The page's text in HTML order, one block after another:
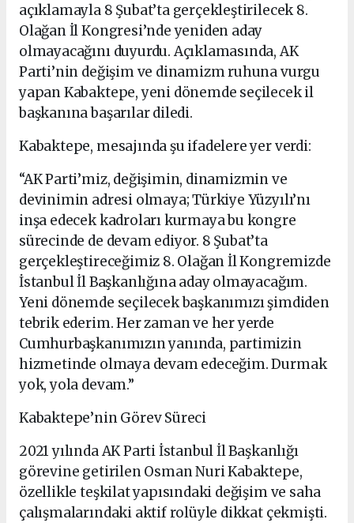
açıklamayla 8 Şubat’ta gerçekleştirilecek 8.
Olağan İl Kongresi’nde yeniden aday
olmayacağını duyurdu. Açıklamasında, AK
Parti’nin değişim ve dinamizm ruhuna vurgu
yapan Kabaktepe, yeni dönemde seçilecek il
başkanına başarılar diledi.
Kabaktepe, mesajında şu ifadelere yer verdi:
“AK Parti’miz, değişimin, dinamizmin ve
devinimin adresi olmaya; Türkiye Yüzyılı’nı
inşa edecek kadroları kurmaya bu kongre
sürecinde de devam ediyor. 8 Şubat’ta
gerçekleştireceğimiz 8. Olağan İl Kongremizde
İstanbul İl Başkanlığına aday olmayacağım.
Yeni dönemde seçilecek başkanımızı şimdiden
tebrik ederim. Her zaman ve her yerde
Cumhurbaşkanımızın yanında, partimizin
hizmetinde olmaya devam edeceğim. Durmak
yok, yola devam.”
Kabaktepe’nin Görev Süreci
2021 yılında AK Parti İstanbul İl Başkanlığı
görevine getirilen Osman Nuri Kabaktepe,
özellikle teşkilat yapısındaki değişim ve saha
çalışmalarındaki aktif rolüyle dikkat çekmişti.